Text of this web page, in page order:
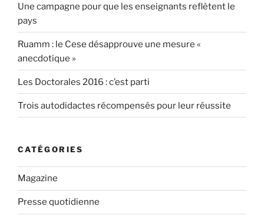
Une campagne pour que les enseignants reflètent le
pays
Ruamm : le Cese désapprouve une mesure «
anecdotique »
Les Doctorales 2016 : c’est parti
Trois autodidactes récompensés pour leur réussite
CATÉGORIES
Magazine
Presse quotidienne